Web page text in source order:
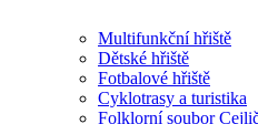
Multifunkční hřiště
Dětské hřiště
Fotbalové hřiště
Cyklotrasy a turistika
Folklorní soubor